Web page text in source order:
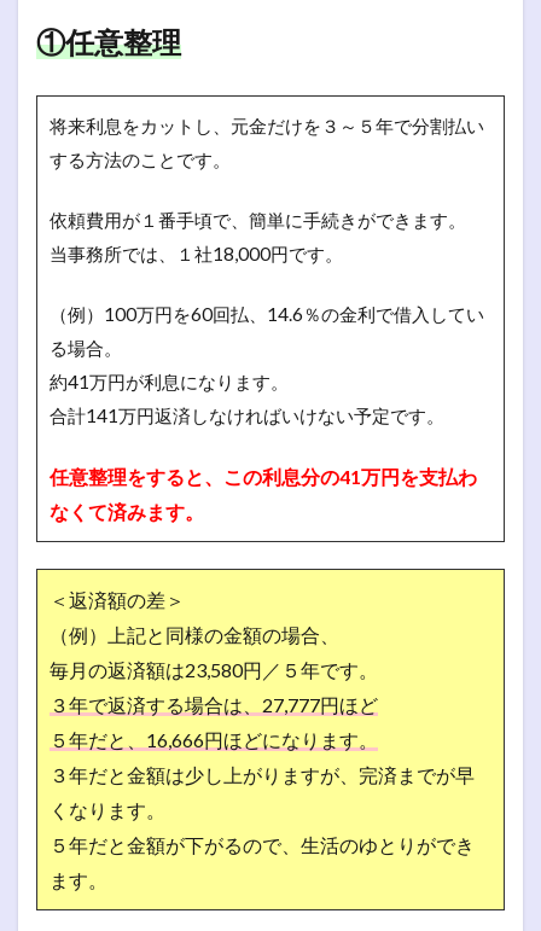
①任意整理
将来利息をカットし、元金だけを３～５年で分割払い
する方法のことです。
依頼費用が１番手頃で、簡単に手続きができます。
当事務所では、１社18,000円です。
（例）100万円を60回払、14.6％の金利で借入してい
る場合。
約41万円が利息になります。
合計141万円返済しなければいけない予定です。
任意整理をすると、この利息分の41万円を支払わ
なくて済みます。
＜返済額の差＞
（例）上記と同様の金額の場合、
毎月の返済額は23,580円／５年です。
３年で返済する場合は、27,777円ほど
５年だと、16,666円ほどになります。
３年だと金額は少し上がりますが、完済までが早
くなります。
５年だと金額が下がるので、生活のゆとりができ
ます。